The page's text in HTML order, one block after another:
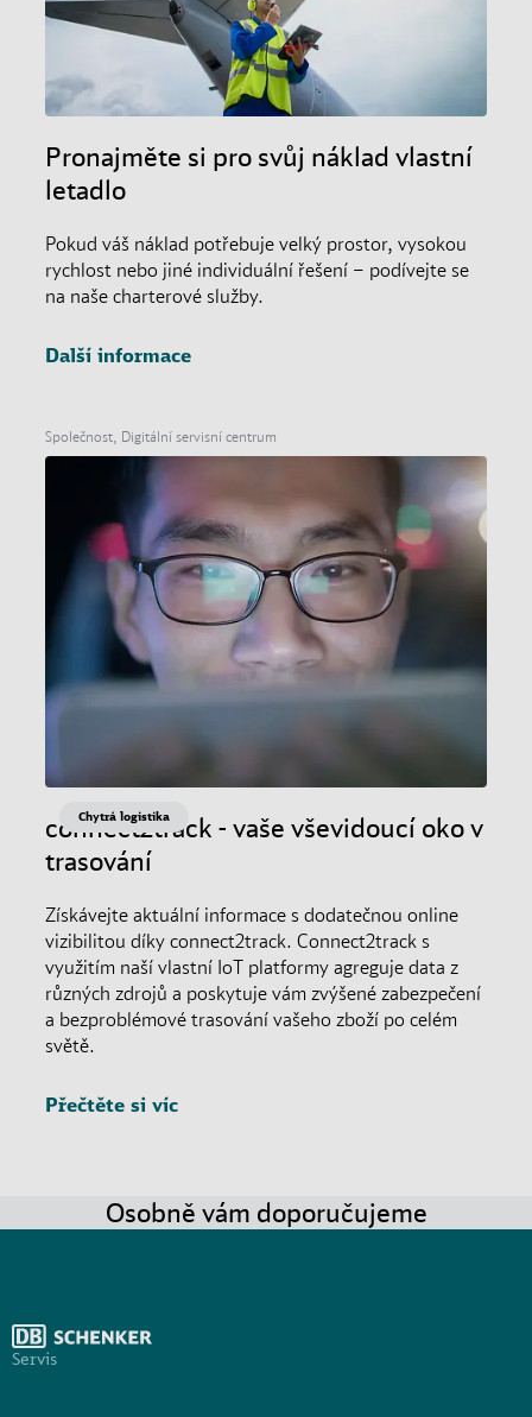
Pronajměte si pro svůj náklad vlastní
letadlo
Pokud váš náklad potřebuje velký prostor, vysokou
rychlost nebo jiné individuální řešení – podívejte se
na naše charterové služby.
Další informace
Společnost, Digitální servisní centrum
connect2track - vaše vševidoucí oko v
trasování
Získávejte aktuální informace s dodatečnou online
vizibilitou díky connect2track. Connect2track s
využitím naší vlastní IoT platformy agreguje data z
různých zdrojů a poskytuje vám zvýšené zabezpečení
a bezproblémové trasování vašeho zboží po celém
světě.
Přečtěte si víc
Chytrá logistika
Osobně vám doporučujeme
Servis